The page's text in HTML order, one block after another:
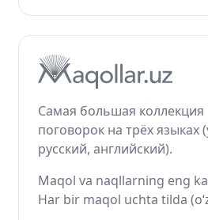
Самая большая коллекция
поговорок на трёх языках
русский, английский).
Maqol va naqllarning eng
Har bir maqol uchta tilda